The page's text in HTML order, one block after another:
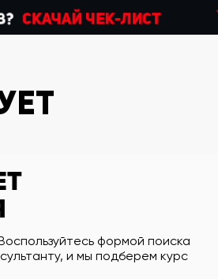
формой поиска
и мы подберем курс